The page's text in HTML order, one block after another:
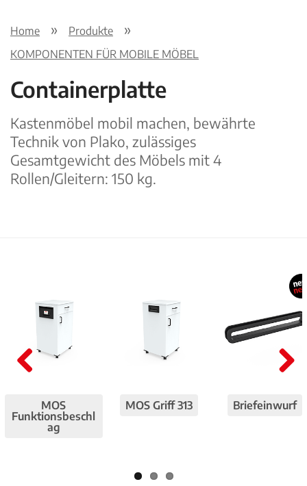
Home
Produkte
KOMPONENTEN FÜR MOBILE MÖBEL
Containerplatte
Kastenmöbel mobil machen, bewährte
Technik von Plako, zulässiges
Gesamtgewicht des Möbels mit 4
Rollen/Gleitern: 150 kg.
MOS
Funktionsbeschl
ag
MOS Griff 313 Briefeinwurf
s
t